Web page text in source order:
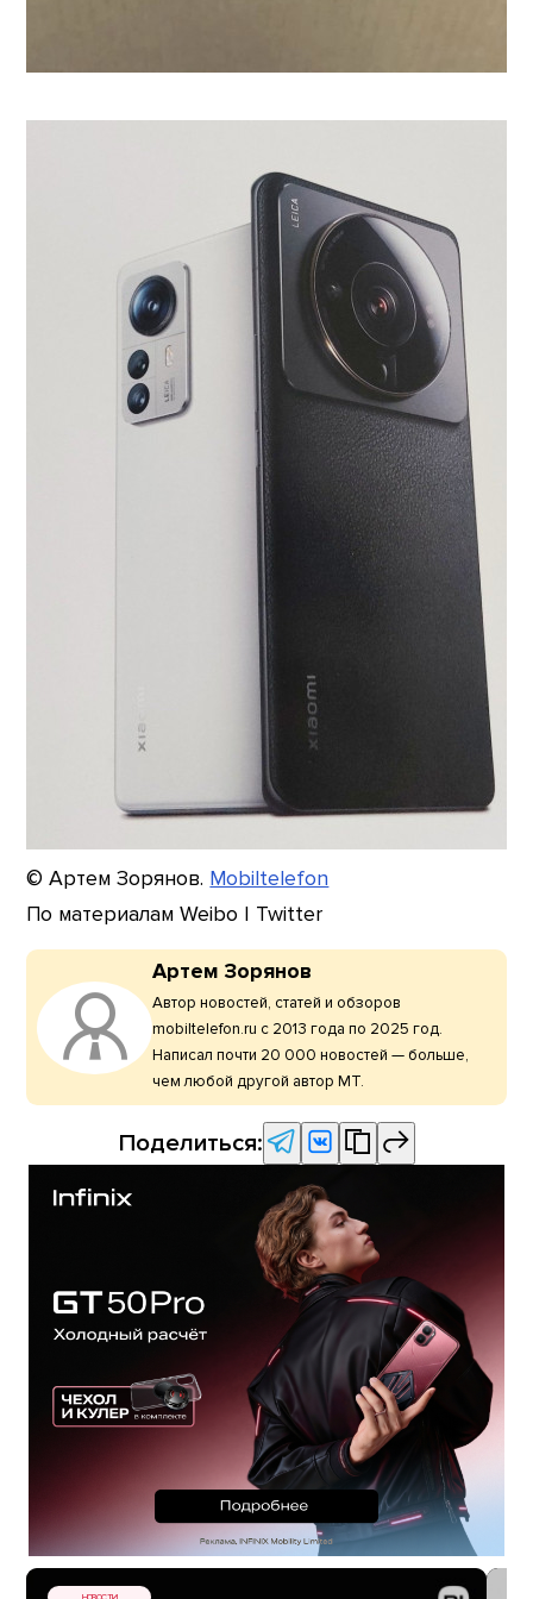
© Артем Зорянов. Mobiltelefon
По материалам Weibo | Twitter
Артем Зорянов
Автор новостей, статей и обзоров
mobiltelefon.ru с 2013 года по 2025 год.
Написал почти 20 000 новостей — больше,
чем любой другой автор МТ.
Поделиться: